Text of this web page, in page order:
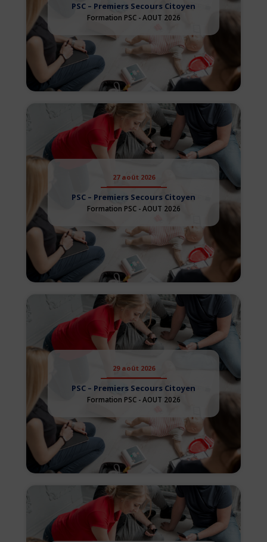
PSC – Premiers Secours Citoyen
Formation PSC - AOUT 2026
27 août 2026
PSC – Premiers Secours Citoyen
Formation PSC - AOUT 2026
29 août 2026
PSC – Premiers Secours Citoyen
Formation PSC - AOUT 2026